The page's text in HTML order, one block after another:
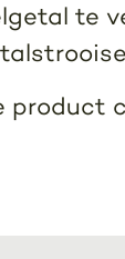
te
product